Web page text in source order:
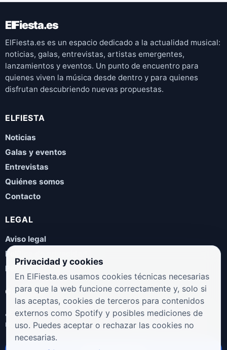
ElFiesta.es
ElFiesta.es es un espacio dedicado a la actualidad musical:
noticias, galas, entrevistas, artistas emergentes,
lanzamientos y eventos. Un punto de encuentro para
quienes viven la música desde dentro y para quienes
disfrutan descubriendo nuevas propuestas.
ELFIESTA
Noticias
Galas y eventos
Entrevistas
Quiénes somos
Contacto
LEGAL
Aviso legal
Política de privacidad
Política de cookies
COLABORA
¿Eres artista, manager, sello o promotor? Envíanos tus
novedades, galas, entrevistas o propuestas musicales.
Privacidad y cookies
En ElFiesta.es usamos cookies técnicas necesarias
para que la web funcione correctamente y, solo si
las aceptas, cookies de terceros para contenidos
externos como Spotify y posibles mediciones de
uso. Puedes aceptar o rechazar las cookies no
necesarias.